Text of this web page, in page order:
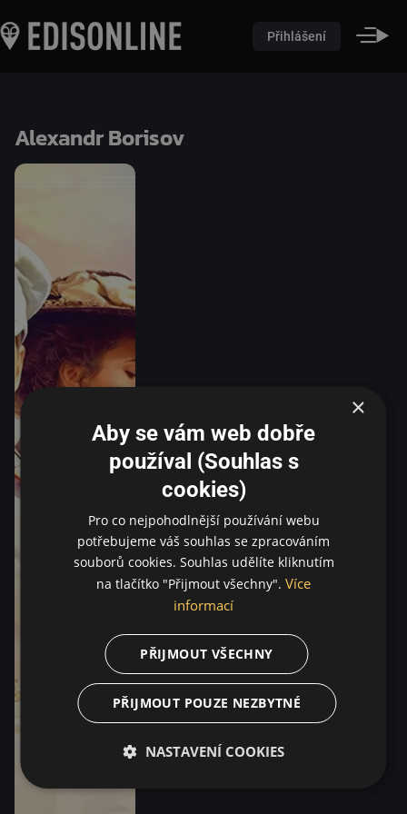
Přihlášení
Alexandr Borisov
×
Aby se vám web dobře
používal (Souhlas s
cookies)
Pro co nejpohodlnější používání webu
potřebujeme váš souhlas se zpracováním
souborů cookies. Souhlas udělíte kliknutím
na tlačítko "Přijmout všechny". Více
informací
PŘIJMOUT VŠECHNY
PŘIJMOUT POUZE NEZBYTNÉ
NASTAVENÍ COOKIES